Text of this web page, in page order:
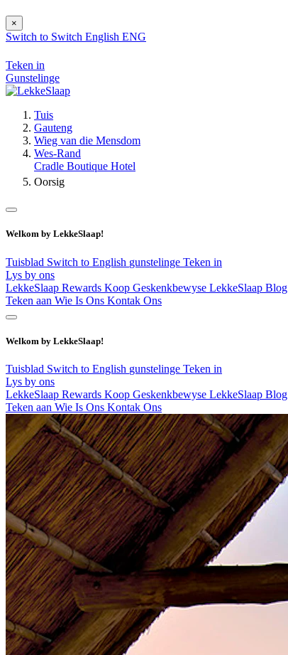
×
Switch to Switch English ENG
Teken in
Gunstelinge
Tuis
Gauteng
Wieg van die Mensdom
Wes-Rand
Cradle Boutique Hotel
Oorsig
Welkom by LekkeSlaap!
Tuisblad Switch to English gunstelinge Teken in
Lys by ons
LekkeSlaap Rewards Koop Geskenkbewyse LekkeSlaap Blog
Teken aan Wie Is Ons Kontak Ons
Welkom by LekkeSlaap!
Tuisblad Switch to English gunstelinge Teken in
Lys by ons
LekkeSlaap Rewards Koop Geskenkbewyse LekkeSlaap Blog
Teken aan Wie Is Ons Kontak Ons